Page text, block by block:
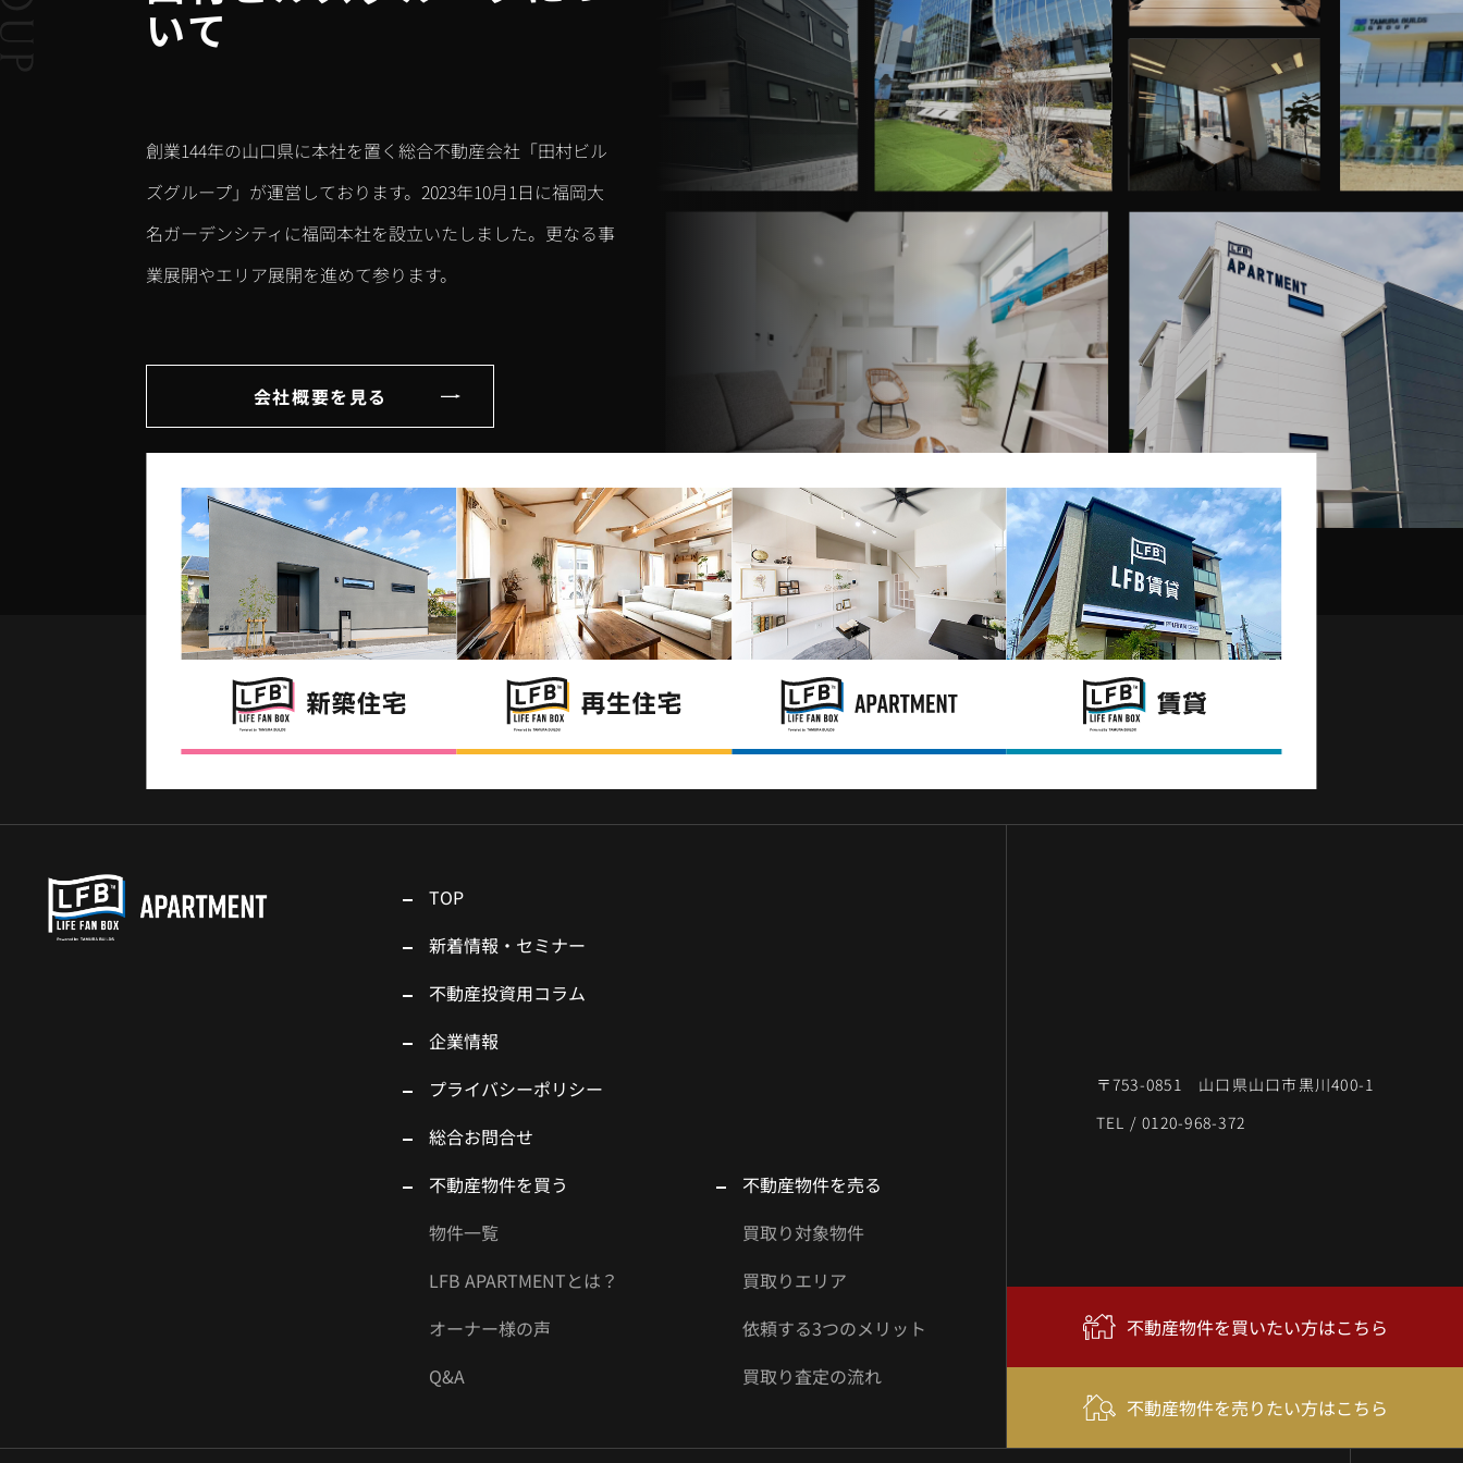
いて
創業144年の山口県に本社を置く総合不動産会社「田村ビル
ズグループ」が運営しております。2023年10月1日に福岡大
名ガーデンシティに福岡本社を設立いたしました。更なる事
業展開やエリア展開を進めて参ります。
会社概要を見る
TOP
新着情報・セミナー
不動産投資用コラム
企業情報
プライバシーポリシー
総合お問合せ
不動産物件を買う
物件一覧
LFB APARTMENTとは？
オーナー様の声
Q&A
不動産物件を売る
買取り対象物件
買取りエリア
依頼する3つのメリット
買取り査定の流れ
〒753-0851 山口県山口市黒川400-1
TEL / 0120-968-372
不動産物件を買いたい方はこちら
不動産物件を売りたい方はこちら